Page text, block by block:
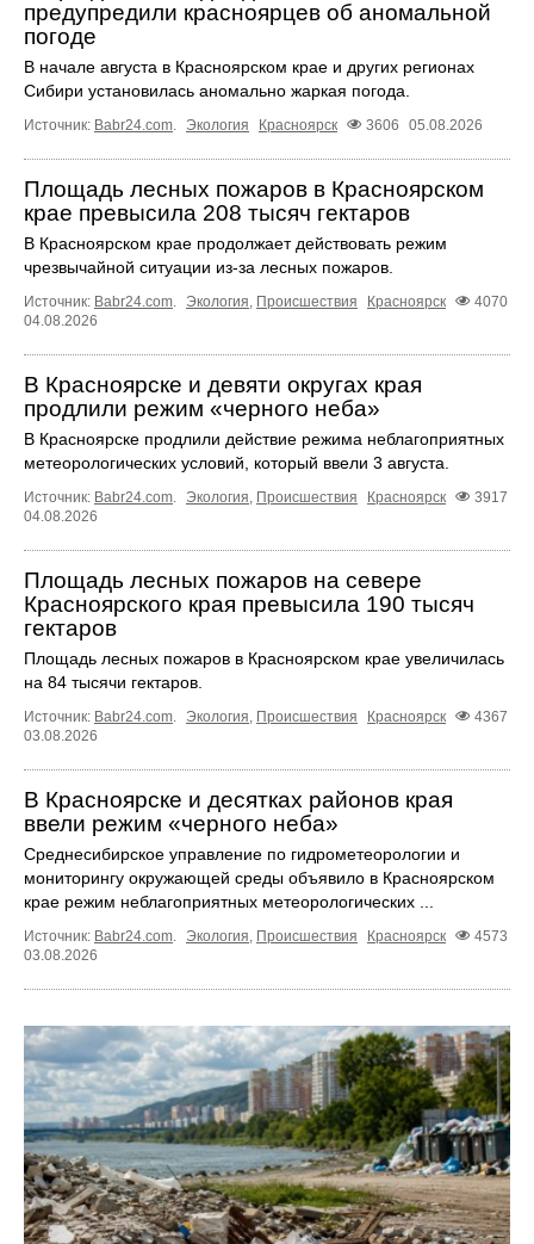
предупредили красноярцев об аномальной
погоде
В начале августа в Красноярском крае и других регионах
Сибири установилась аномально жаркая погода.
Источник: Babr24.com. Экология Красноярск 3606 05.08.2026
Площадь лесных пожаров в Красноярском
крае превысила 208 тысяч гектаров
В Красноярском крае продолжает действовать режим
чрезвычайной ситуации из-за лесных пожаров.
Источник: Babr24.com. Экология, Происшествия Красноярск
4070
04.08.2026
В Красноярске и девяти округах края
продлили режим «черного неба»
В Красноярске продлили действие режима неблагоприятных
метеорологических условий, который ввели 3 августа.
Источник: Babr24.com. Экология, Происшествия Красноярск
3917
04.08.2026
Площадь лесных пожаров на севере
Красноярского края превысила 190 тысяч
гектаров
Площадь лесных пожаров в Красноярском крае увеличилась
на 84 тысячи гектаров.
Источник: Babr24.com. Экология, Происшествия Красноярск
4367
03.08.2026
В Красноярске и десятках районов края
ввели режим «черного неба»
Среднесибирское управление по гидрометеорологии и
мониторингу окружающей среды объявило в Красноярском
крае режим неблагоприятных метеорологических ...
Источник: Babr24.com. Экология, Происшествия Красноярск
4573
03.08.2026